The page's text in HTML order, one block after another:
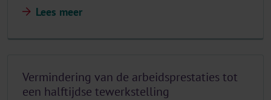
Lees meer
Vermindering van de arbeidsprestaties tot
een halftijdse tewerkstelling